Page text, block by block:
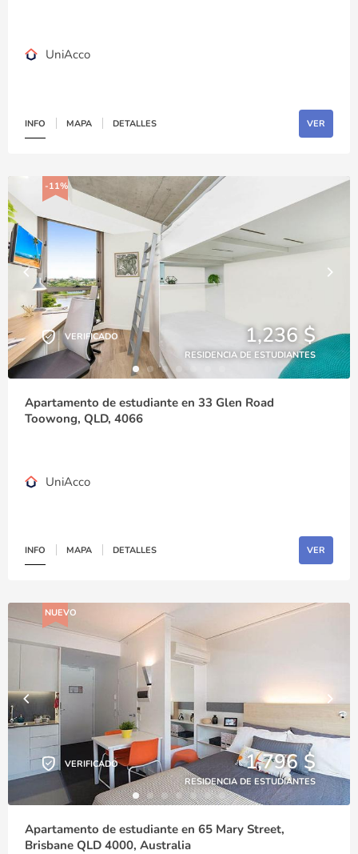
UniAcco
INFO MAPA DETALLES VER
-11%
VERIFICADO 1,236 $
RESIDENCIA DE ESTUDIANTES
Apartamento de estudiante en 33 Glen Road
Toowong, QLD, 4066
UniAcco
INFO MAPA DETALLES VER
NUEVO
VERIFICADO 1,796 $
RESIDENCIA DE ESTUDIANTES
Apartamento de estudiante en 65 Mary Street,
Brisbane QLD 4000, Australia